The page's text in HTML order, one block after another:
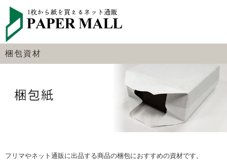
梱包資材
フリマやネット通販に出品する商品の梱包におすすめの資材です。